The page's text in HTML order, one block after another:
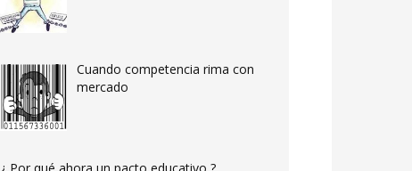
Cuando competencia rima con
mercado